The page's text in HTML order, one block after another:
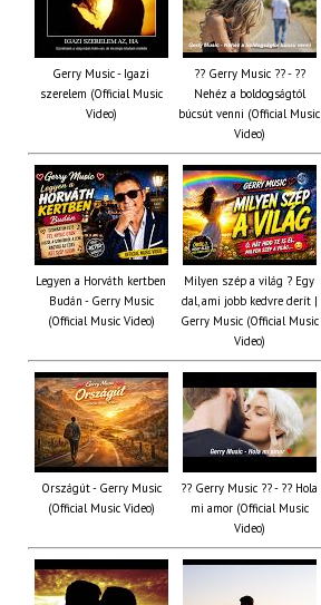
Gerry Music - Igazi
szerelem (Official Music
Video)
?? Gerry Music ?? - ??
Nehéz a boldogságtól
búcsút venni (Official Music
Video)
Legyen a Horváth kertben
Budán - Gerry Music
(Official Music Video)
Milyen szép a világ ? Egy
dal, ami jobb kedvre derít |
Gerry Music (Official Music
Video)
Országút - Gerry Music
(Official Music Video)
?? Gerry Music ?? - ?? Hola
mi amor (Official Music
Video)